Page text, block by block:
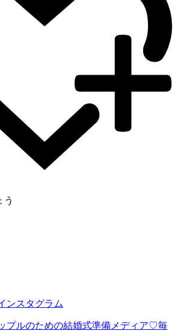
う
ンスタグラム
プルのための結婚式準備メディア♡毎